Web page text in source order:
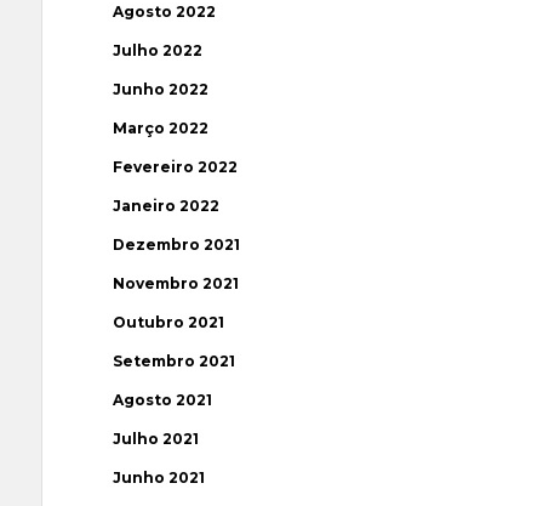
Agosto 2022
Julho 2022
Junho 2022
Março 2022
Fevereiro 2022
Janeiro 2022
Dezembro 2021
Novembro 2021
Outubro 2021
Setembro 2021
Agosto 2021
Julho 2021
Junho 2021